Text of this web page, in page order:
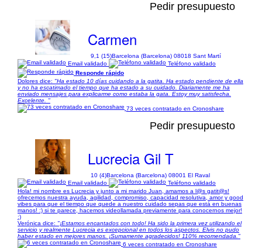
Pedir presupuesto
Carmen
9,1 (15)Barcelona (Barcelona) 08018 Sant Martí
Email validado
Teléfono validado
Responde rápido
Dolores dice: "Ha estado 10 días cuidando a la gatita. Ha estado pendiente de ella
y no ha escatimado el tiempo que ha estado a su cuidado. Diariamente me ha
enviado mensajes para explicarme como estaba la gata. Estoy muy satisfecha.
Excelente. "
73 veces contratado en Cronoshare
Pedir presupuesto
Lucrecia Gil T
10 (4)Barcelona (Barcelona) 08001 El Raval
Email validado
Teléfono validado
Hola! mi nombre es Lucrecia y junto a mi marido Juan, amamos a l@s gatit@s!
ofrecemos nuestra ayuda, agilidad, compromiso, capacidad resolutiva, amor y good
vibes para que el tiempo que quede a nuestro cuidado sepas que está en buenas
manos! :) si te parece, hacemos videollamada previamente para conocernos mejor!
:)
Verónica dice: "¡Estamos encantados con todo! Ha sido la primera vez utilizando el
servicio y realmente Lucrecia es excepcional en todos los aspectos. Elvis no pudo
haber estado en mejores manos. ¡Sumamente agradecidos! 110% recomendada."
6 veces contratado en Cronoshare